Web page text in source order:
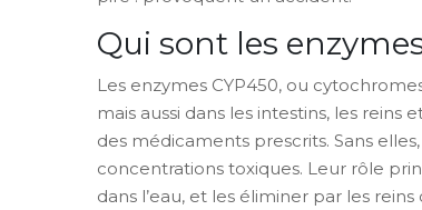
Qui sont les
Les enzymes CYP450, ou
mais aussi dans les intestins, les
des médicaments prescrits. Sans
concentrations toxiques. Leur rôle
dans l’eau, et les éliminer par les reins